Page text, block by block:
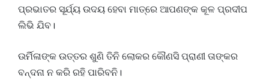
ପ୍ରଭାତର ସୂର୍ଯ୍ୟ ଉଦୟ ହେବା ମାତ୍ରେ ଆପଣଙ୍କ କୂଳ ପ୍ରଦୀପ
ଲିଭି ଯିବ।
ଉର୍ମିଳାଙ୍କ ଉତ୍ତର ଶୁଣି ତିନି ଲୋକର କୌଣସି ପ୍ରାଣୀ ତାଙ୍କର
ବନ୍ଦନା ନ କରି ରହି ପାରିବନି।